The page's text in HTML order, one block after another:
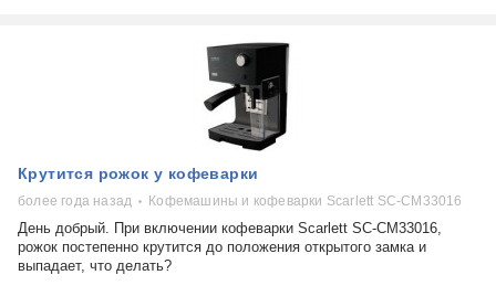
Крутится рожок у кофеварки
более года назад Кофемашины и кофеварки Scarlett SC-CM33016
День добрый. При включении кофеварки Scarlett SC-CM33016,
рожок постепенно крутится до положения открытого замка и
выпадает, что делать?